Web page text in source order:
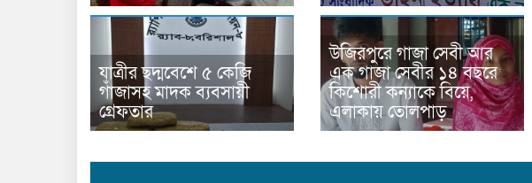
যাত্রীর ছদ্মবেশে ৫ কেজি
গাঁজাসহ মাদক ব্যবসায়ী
গ্রেফতার
উজিরপুরে গাজা সেবী আর
এক গাজা সেবীর ১৪ বছরে
কিশোরী কন্যাকে বিয়ে,
এলাকায় তোলপাড়